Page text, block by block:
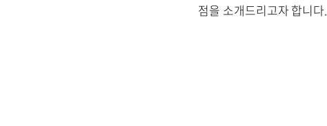
점을 소개드리고자 합니다.